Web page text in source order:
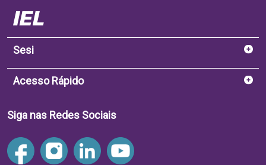
Sesi
Acesso Rápido
Siga nas Redes Sociais